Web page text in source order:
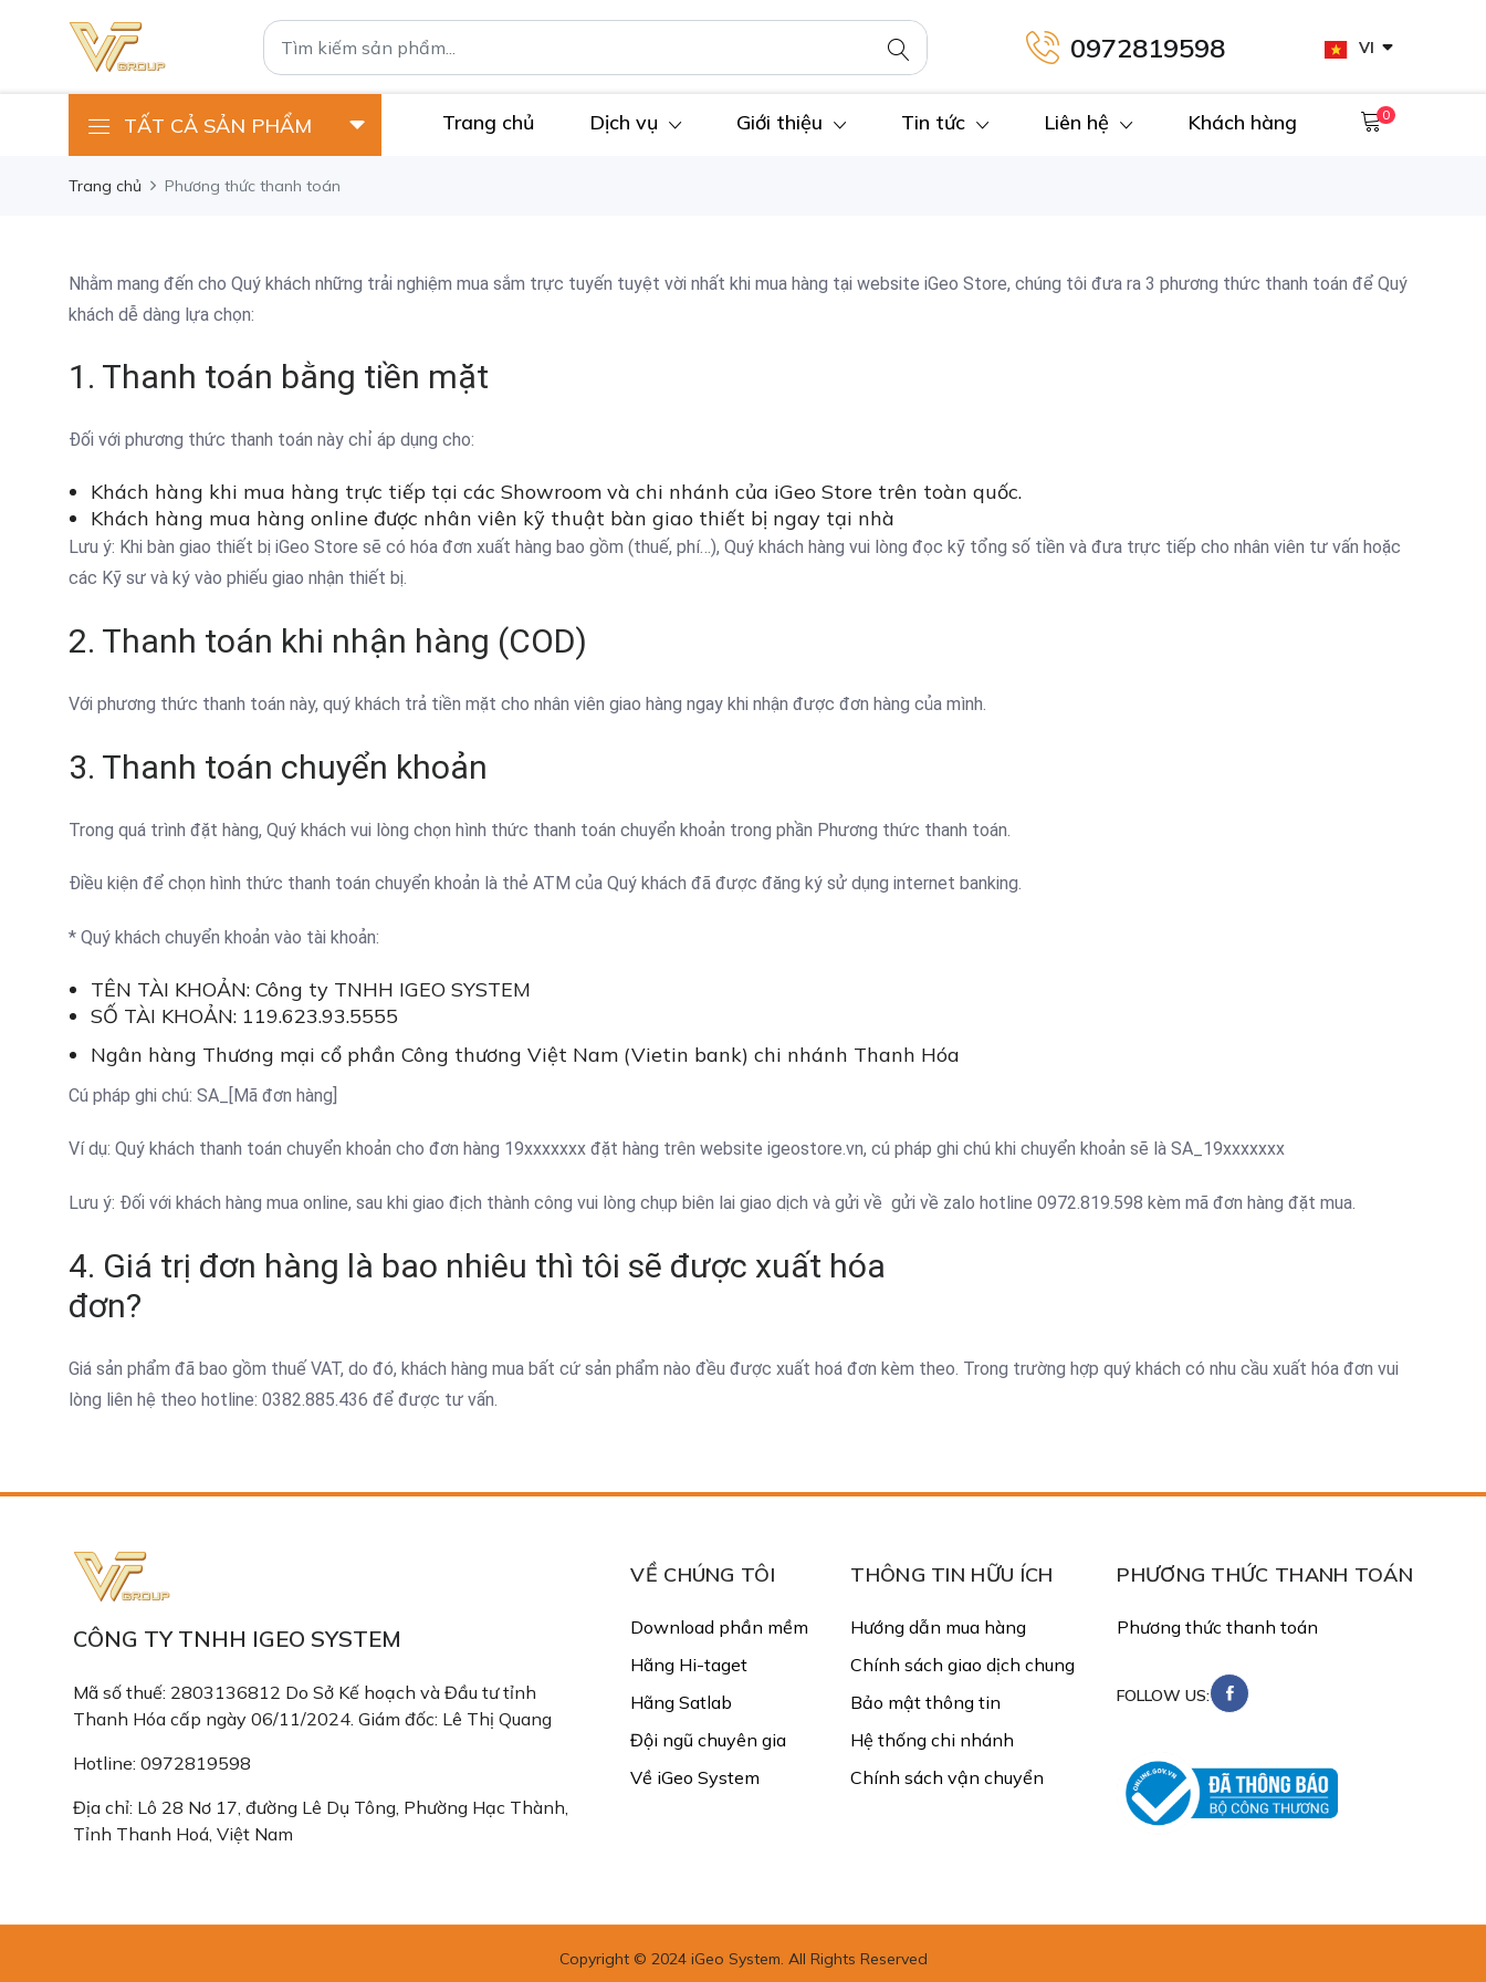
0972819598 VI
TẤT CẢ SẢN PHẨM Trang chủ Dịch vụ Giới thiệu Tin tức Liên hệ Khách hàng 0
Trang chủ Phương thức thanh toán
Nhằm mang đến cho Quý khách những trải nghiệm mua sắm trực tuyến tuyệt vời nhất khi mua hàng tại website iGeo Store, chúng tôi đưa ra 3 phương thức thanh toán để Quý
khách dễ dàng lựa chọn:
1. Thanh toán bằng tiền mặt
Đối với phương thức thanh toán này chỉ áp dụng cho:
Khách hàng khi mua hàng trực tiếp tại các Showroom và chi nhánh của iGeo Store trên toàn quốc.
Khách hàng mua hàng online được nhân viên kỹ thuật bàn giao thiết bị ngay tại nhà
Lưu ý: Khi bàn giao thiết bị iGeo Store sẽ có hóa đơn xuất hàng bao gồm (thuế, phí…), Quý khách hàng vui lòng đọc kỹ tổng số tiền và đưa trực tiếp cho nhân viên tư vấn hoặc
các Kỹ sư và ký vào phiếu giao nhận thiết bị.
2. Thanh toán khi nhận hàng (COD)
Với phương thức thanh toán này, quý khách trả tiền mặt cho nhân viên giao hàng ngay khi nhận được đơn hàng của mình.
3. Thanh toán chuyển khoản
Trong quá trình đặt hàng, Quý khách vui lòng chọn hình thức thanh toán chuyển khoản trong phần Phương thức thanh toán.
Điều kiện để chọn hình thức thanh toán chuyển khoản là thẻ ATM của Quý khách đã được đăng ký sử dụng internet banking.
* Quý khách chuyển khoản vào tài khoản:
TÊN TÀI KHOẢN: Công ty TNHH IGEO SYSTEM
SỐ TÀI KHOẢN: 119.623.93.5555
Ngân hàng Thương mại cổ phần Công thương Việt Nam (Vietin bank) chi nhánh Thanh Hóa
Cú pháp ghi chú: SA_[Mã đơn hàng]
Ví dụ: Quý khách thanh toán chuyển khoản cho đơn hàng 19xxxxxxx đặt hàng trên website igeostore.vn, cú pháp ghi chú khi chuyển khoản sẽ là SA_19xxxxxxx
Lưu ý: Đối với khách hàng mua online, sau khi giao địch thành công vui lòng chụp biên lai giao dịch và gửi về gửi về zalo hotline 0972.819.598 kèm mã đơn hàng đặt mua.
4. Giá trị đơn hàng là bao nhiêu thì tôi sẽ được xuất hóa
đơn?
Giá sản phẩm đã bao gồm thuế VAT, do đó, khách hàng mua bất cứ sản phẩm nào đều được xuất hoá đơn kèm theo. Trong trường hợp quý khách có nhu cầu xuất hóa đơn vui
lòng liên hệ theo hotline: 0382.885.436 để được tư vấn.
CÔNG TY TNHH IGEO SYSTEM
Mã số thuế: 2803136812 Do Sở Kế hoạch và Đầu tư tỉnh
Thanh Hóa cấp ngày 06/11/2024. Giám đốc: Lê Thị Quang
Hotline: 0972819598
Địa chỉ: Lô 28 Nơ 17, đường Lê Dụ Tông, Phường Hạc Thành,
Tỉnh Thanh Hoá, Việt Nam
VỀ CHÚNG TÔI
Download phần mềm
Hãng Hi-taget
Hãng Satlab
Đội ngũ chuyên gia
Về iGeo System
THÔNG TIN HỮU ÍCH
Hướng dẫn mua hàng
Chính sách giao dịch chung
Bảo mật thông tin
Hệ thống chi nhánh
Chính sách vận chuyển
PHƯƠNG THỨC THANH TOÁN
Phương thức thanh toán
FOLLOW US:
Copyright © 2024 iGeo System. All Rights Reserved